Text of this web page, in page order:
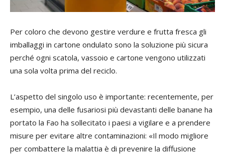
Per coloro che devono gestire verdure e frutta fresca gli
imballaggi in cartone ondulato sono la soluzione più sicura
perché ogni scatola, vassoio e cartone vengono utilizzati
una sola volta prima del reciclo.
L’aspetto del singolo uso è importante: recentemente, per
esempio, una delle fusariosi più devastanti delle banane ha
portato la Fao ha sollecitato i paesi a vigilare e a prendere
misure per evitare altre contaminazioni: «Il modo migliore
per combattere la malattia è di prevenire la diffusione